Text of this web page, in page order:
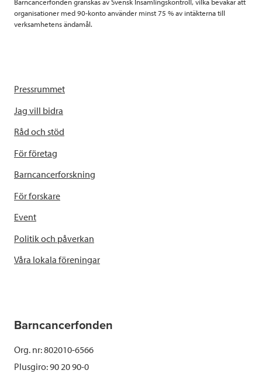
Barncancerfonden granskas av Svensk Insamlingskontroll, vilka bevakar att
organisationer med 90-konto använder minst 75 % av intäkterna till
verksamhetens ändamål.
Pressrummet
Jag vill bidra
Råd och stöd
För företag
Barncancerforskning
För forskare
Event
Politik och påverkan
Våra lokala föreningar
Barncancerfonden
Org. nr: 802010-6566
Plusgiro: 90 20 90-0